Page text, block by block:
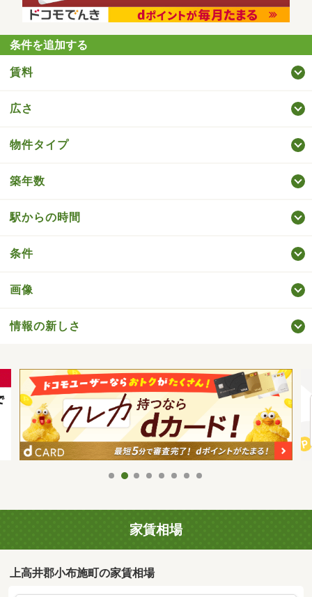
条件を追加する
賃料
広さ
物件タイプ
築年数
駅からの時間
条件
画像
情報の新しさ
家賃相場
上高井郡小布施町の家賃相場